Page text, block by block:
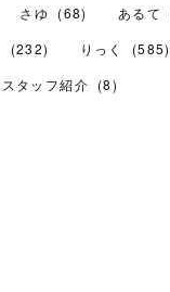
さゆ (68) あるて
(232) りっく (585)
スタッフ紹介 (8)